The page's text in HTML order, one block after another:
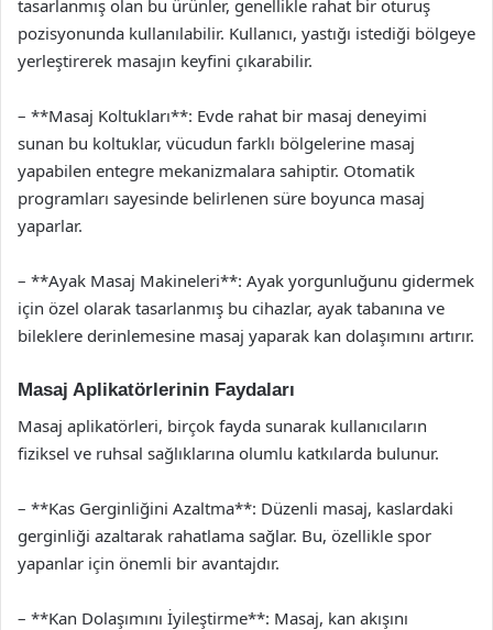
tasarlanmış olan bu ürünler, genellikle rahat bir oturuş
pozisyonunda kullanılabilir. Kullanıcı, yastığı istediği bölgeye
yerleştirerek masajın keyfini çıkarabilir.
– **Masaj Koltukları**: Evde rahat bir masaj deneyimi
sunan bu koltuklar, vücudun farklı bölgelerine masaj
yapabilen entegre mekanizmalara sahiptir. Otomatik
programları sayesinde belirlenen süre boyunca masaj
yaparlar.
– **Ayak Masaj Makineleri**: Ayak yorgunluğunu gidermek
için özel olarak tasarlanmış bu cihazlar, ayak tabanına ve
bileklere derinlemesine masaj yaparak kan dolaşımını artırır.
Masaj Aplikatörlerinin Faydaları
Masaj aplikatörleri, birçok fayda sunarak kullanıcıların
fiziksel ve ruhsal sağlıklarına olumlu katkılarda bulunur.
– **Kas Gerginliğini Azaltma**: Düzenli masaj, kaslardaki
gerginliği azaltarak rahatlama sağlar. Bu, özellikle spor
yapanlar için önemli bir avantajdır.
– **Kan Dolaşımını İyileştirme**: Masaj, kan akışını